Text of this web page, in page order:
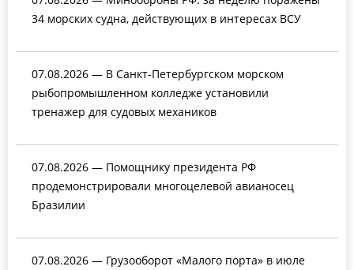
34 морских судна, действующих в интересах ВСУ
07.08.2026 — В Санкт-Петербургском морском
рыбопромышленном колледже установили
тренажер для судовых механиков
07.08.2026 — Помощнику президента РФ
продемонстрировали многоцелевой авианосец
Бразилии
07.08.2026 — Грузооборот «Малого порта» в июле